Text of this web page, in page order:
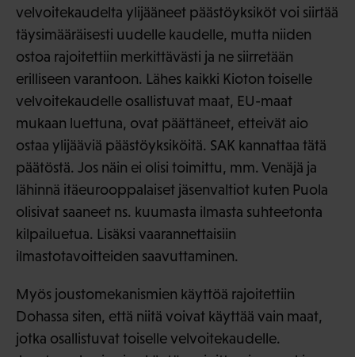
velvoitekaudelta ylijääneet päästöyksiköt voi siirtää
täysimääräisesti uudelle kaudelle, mutta niiden
ostoa rajoitettiin merkittävästi ja ne siirretään
erilliseen varantoon. Lähes kaikki Kioton toiselle
velvoitekaudelle osallistuvat maat, EU-maat
mukaan luettuna, ovat päättäneet, etteivät aio
ostaa ylijääviä päästöyksiköitä. SAK kannattaa tätä
päätöstä. Jos näin ei olisi toimittu, mm. Venäjä ja
lähinnä itäeurooppalaiset jäsenvaltiot kuten Puola
olisivat saaneet ns. kuumasta ilmasta suhteetonta
kilpailuetua. Lisäksi vaarannettaisiin
ilmastotavoitteiden saavuttaminen.
Myös joustomekanismien käyttöä rajoitettiin
Dohassa siten, että niitä voivat käyttää vain maat,
jotka osallistuvat toiselle velvoitekaudelle.